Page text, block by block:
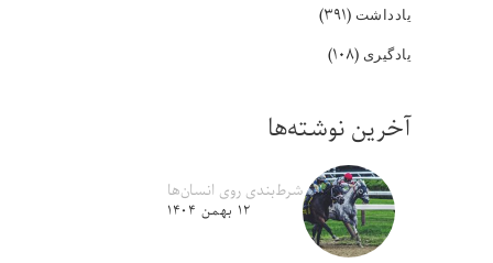
یادداشت (۳۹۱)
یادگیری (۱۰۸)
آخرین نوشته‌ها
شرط‌بندی روی انسان‌ها
۱۲ بهمن ۱۴۰۴